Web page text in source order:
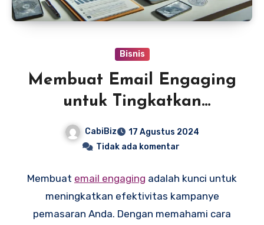
Bisnis
Membuat Email Engaging
untuk Tingkatkan
CabiBiz
17 Agustus 2024
Tidak ada komentar
Membuat email engaging adalah kunci untuk
meningkatkan efektivitas kampanye
pemasaran Anda. Dengan memahami cara